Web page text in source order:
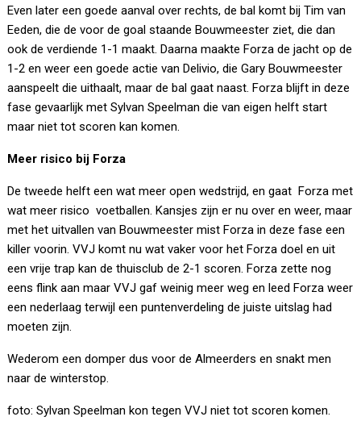
Even later een goede aanval over rechts, de bal komt bij Tim van
Eeden, die de voor de goal staande Bouwmeester ziet, die dan
ook de verdiende 1-1 maakt. Daarna maakte Forza de jacht op de
1-2 en weer een goede actie van Delivio, die Gary Bouwmeester
aanspeelt die uithaalt, maar de bal gaat naast. Forza blijft in deze
fase gevaarlijk met Sylvan Speelman die van eigen helft start
maar niet tot scoren kan komen.
Meer risico bij Forza
De tweede helft een wat meer open wedstrijd, en gaat Forza met
wat meer risico voetballen. Kansjes zijn er nu over en weer, maar
met het uitvallen van Bouwmeester mist Forza in deze fase een
killer voorin. VVJ komt nu wat vaker voor het Forza doel en uit
een vrije trap kan de thuisclub de 2-1 scoren. Forza zette nog
eens flink aan maar VVJ gaf weinig meer weg en leed Forza weer
een nederlaag terwijl een puntenverdeling de juiste uitslag had
moeten zijn.
Wederom een domper dus voor de Almeerders en snakt men
naar de winterstop.
foto: Sylvan Speelman kon tegen VVJ niet tot scoren komen.